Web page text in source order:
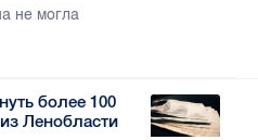
не могла
более 100
Ленобласти